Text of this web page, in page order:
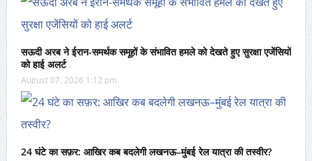
सऊदी अरब ने ईरान-समर्थक समूहों के संभावित हमले को देखते हुए सुरक्षा एजेंसियों
को हाई अलर्ट
August 07, 2026 1:12 pm
24 घंटे का सफ़र: आखिर कब बदलेगी लखनऊ–मुंबई रेल यात्रा की तस्वीर?